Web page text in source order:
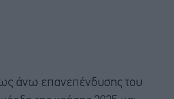
ως άνω επανεπένδυσης του